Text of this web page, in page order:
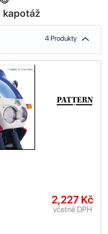
kapotáž
4 Produkty
2,227 Kč
včetně DPH